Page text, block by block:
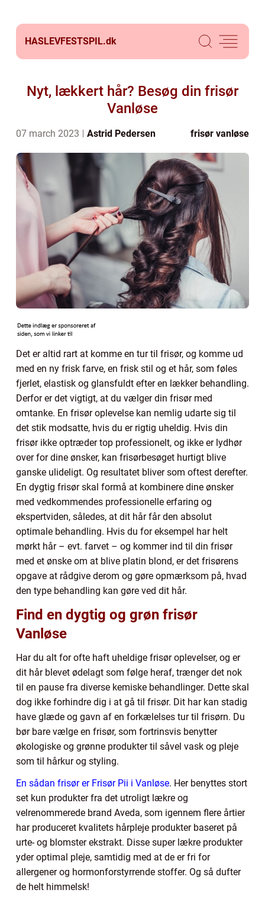
HASLEVFESTSPIL.dk
Nyt, lækkert hår? Besøg din frisør
Vanløse
07 march 2023 Astrid Pedersen frisør vanløse
Det er altid rart at komme en tur til frisør, og komme ud
med en ny frisk farve, en frisk stil og et hår, som føles
fjerlet, elastisk og glansfuldt efter en lækker behandling.
Derfor er det vigtigt, at du vælger din frisør med
omtanke. En frisør oplevelse kan nemlig udarte sig til
det stik modsatte, hvis du er rigtig uheldig. Hvis din
frisør ikke optræder top professionelt, og ikke er lydhør
over for dine ønsker, kan frisørbesøget hurtigt blive
ganske ulideligt. Og resultatet bliver som oftest derefter.
En dygtig frisør skal formå at kombinere dine ønsker
med vedkommendes professionelle erfaring og
ekspertviden, således, at dit hår får den absolut
optimale behandling. Hvis du for eksempel har helt
mørkt hår – evt. farvet – og kommer ind til din frisør
med et ønske om at blive platin blond, er det frisørens
opgave at rådgive derom og gøre opmærksom på, hvad
den type behandling kan gøre ved dit hår.
Find en dygtig og grøn frisør
Vanløse
Har du alt for ofte haft uheldige frisør oplevelser, og er
dit hår blevet ødelagt som følge heraf, trænger det nok
til en pause fra diverse kemiske behandlinger. Dette skal
dog ikke forhindre dig i at gå til frisør. Dit har kan stadig
have glæde og gavn af en forkælelses tur til frisørn. Du
bør bare vælge en frisør, som fortrinsvis benytter
økologiske og grønne produkter til såvel vask og pleje
som til hårkur og styling.
En sådan frisør er Frisør Pii i Vanløse. Her benyttes stort
set kun produkter fra det utroligt lækre og
velrenommerede brand Aveda, som igennem flere årtier
har produceret kvalitets hårpleje produkter baseret på
urte- og blomster ekstrakt. Disse super lækre produkter
yder optimal pleje, samtidig med at de er fri for
allergener og hormonforstyrrende stoffer. Og så dufter
de helt himmelsk!